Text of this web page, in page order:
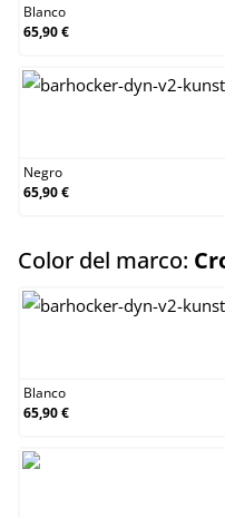
Blanco
65,90 €
Negro
65,90 €
Color del marco:
Blanco
65,90 €